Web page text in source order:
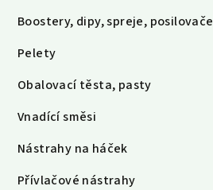
Boostery, dipy, spreje, posilovače
Pelety
Obalovací těsta, pasty
Vnadící směsi
Nástrahy na háček
Přívlačové nástrahy